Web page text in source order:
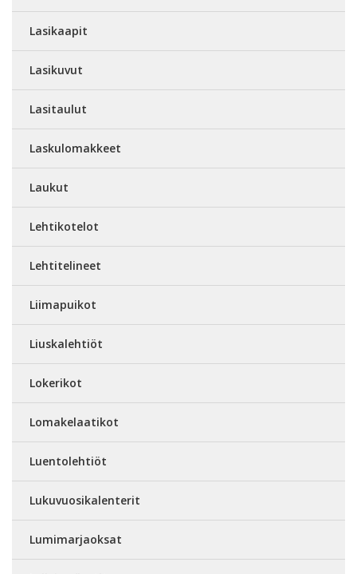
Lasikaapit
Lasikuvut
Lasitaulut
Laskulomakkeet
Laukut
Lehtikotelot
Lehtitelineet
Liimapuikot
Liuskalehtiöt
Lokerikot
Lomakelaatikot
Luentolehtiöt
Lukuvuosikalenterit
Lumimarjaoksat